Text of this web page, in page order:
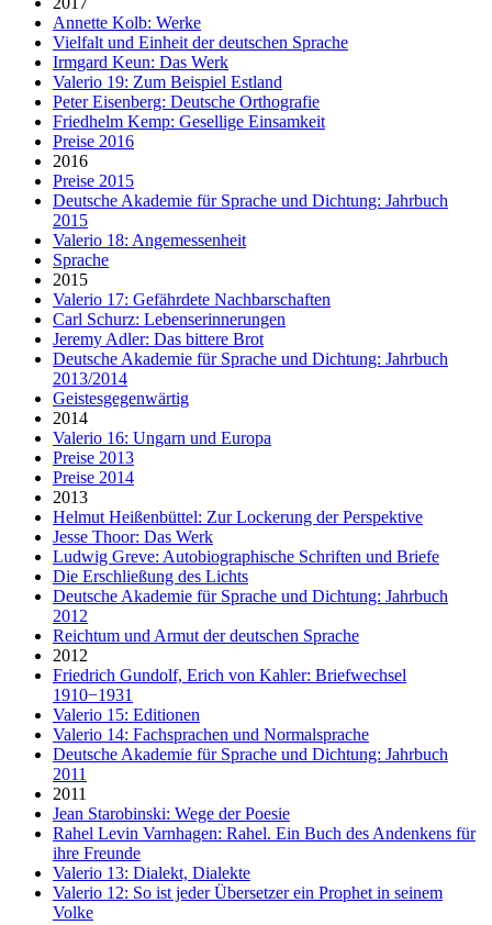
Annette Kolb: Werke
Vielfalt und Einheit der deutschen Sprache
Irmgard Keun: Das Werk
Valerio 19: Zum Beispiel Estland
Peter Eisenberg: Deutsche Orthografie
Friedhelm Kemp: Gesellige Einsamkeit
Preise 2016
2016
Preise 2015
Deutsche Akademie für Sprache und Dichtung: Jahrbuch
2015
Valerio 18: Angemessenheit
Sprache
2015
Valerio 17: Gefährdete Nachbarschaften
Carl Schurz: Lebenserinnerungen
Jeremy Adler: Das bittere Brot
Deutsche Akademie für Sprache und Dichtung: Jahrbuch
2013/2014
Geistesgegenwärtig
2014
Valerio 16: Ungarn und Europa
Preise 2013
Preise 2014
2013
Helmut Heißenbüttel: Zur Lockerung der Perspektive
Jesse Thoor: Das Werk
Ludwig Greve: Autobiographische Schriften und Briefe
Die Erschließung des Lichts
Deutsche Akademie für Sprache und Dichtung: Jahrbuch
2012
Reichtum und Armut der deutschen Sprache
2012
Friedrich Gundolf, Erich von Kahler: Briefwechsel
1910−1931
Valerio 15: Editionen
Valerio 14: Fachsprachen und Normalsprache
Deutsche Akademie für Sprache und Dichtung: Jahrbuch
2011
2011
Jean Starobinski: Wege der Poesie
Rahel Levin Varnhagen: Rahel. Ein Buch des Andenkens für
ihre Freunde
Valerio 13: Dialekt, Dialekte
Valerio 12: So ist jeder Übersetzer ein Prophet in seinem
Volke